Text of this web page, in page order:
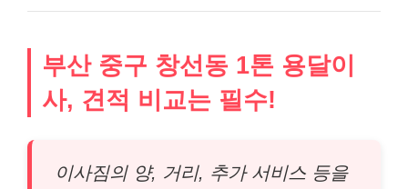
부산 중구 창선동 1톤 용달이
사, 견적 비교는 필수!
이사짐의 양, 거리, 추가 서비스 등을